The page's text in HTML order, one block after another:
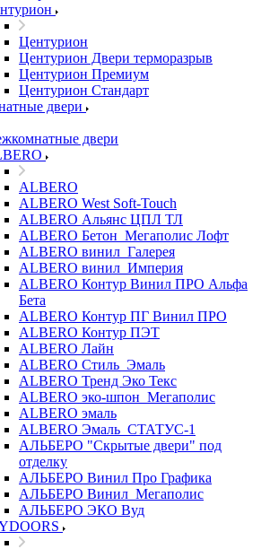
Центурион
Центурион Двери терморазрыв
Центурион Премиум
Центурион Стандарт
двери
двери
ALBERO
ALBERO West Soft-Touch
ALBERO Альянс ЦПЛ ТЛ
ALBERO Бетон_Мегаполис Лофт
ALBERO винил_Галерея
ALBERO винил_Империя
ALBERO Контур Винил ПРО Альфа
Бета
ALBERO Контур ПГ Винил ПРО
ALBERO Контур ПЭТ
ALBERO Лайн
ALBERO Стиль_Эмаль
ALBERO Тренд Эко Текс
ALBERO эко-шпон_Мегаполис
ALBERO эмаль
ALBERO Эмаль_СТАТУС-1
АЛЬБЕРО "Скрытые двери" под
отделку
АЛЬБЕРО Винил Про Графика
АЛЬБЕРО Винил_Мегаполис
АЛЬБЕРО ЭКО Вуд